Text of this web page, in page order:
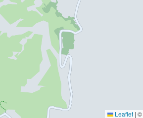
Leaflet | ©